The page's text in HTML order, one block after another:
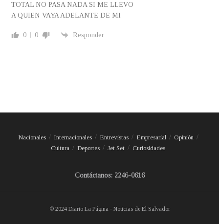
TOTAL NO PASA NADA SI ME LLEVO
A QUIEN VAYA ADELANTE DE MI
0 0 Responder
Nacionales Internacionales Entrevistas Empresarial
Opinión
Cultura
Deportes Jet Set Curiosidades
Contáctanos: 2246-0616
© 2024 Diario La Página - Noticias de El Salvador